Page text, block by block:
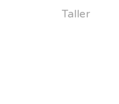
Taller